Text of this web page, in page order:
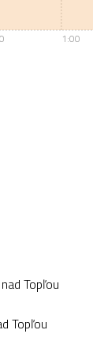
1:00
Topľou
Topľou